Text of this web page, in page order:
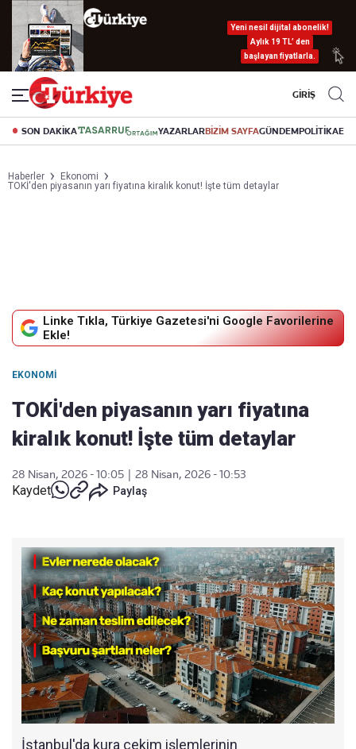
Yeni nesil dijital abonelik!
Aylık 19 TL’ den
başlayan fiyatlarla.
GİRİŞ
SON DAKİKA YAZARLARBİZİM SAYFAGÜNDEMPOLİTİKA
Haberler
Ekonomi
TOKİ'den piyasanın yarı fiyatına kiralık konut! İşte tüm detaylar
Linke Tıkla, Türkiye Gazetesi'ni Google Favorilerine
Ekle!
EKONOMI
TOKİ'den piyasanın yarı fiyatına
kiralık konut! İşte tüm detaylar
28 Nisan, 2026 - 10:05 28 Nisan, 2026 - 10:53
Kaydet Paylaş
İstanbul'da kura çekim işlemlerinin